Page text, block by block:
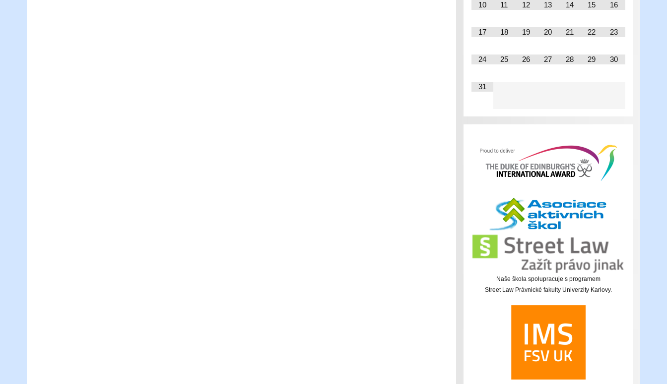
10 11 12 13 14 15 16
17 18 19 20 21 22 23
24 25 26 27 28 29 30
31
Naše škola spolupracuje s programem
Street Law Právnické fakulty Univerzity Karlovy.